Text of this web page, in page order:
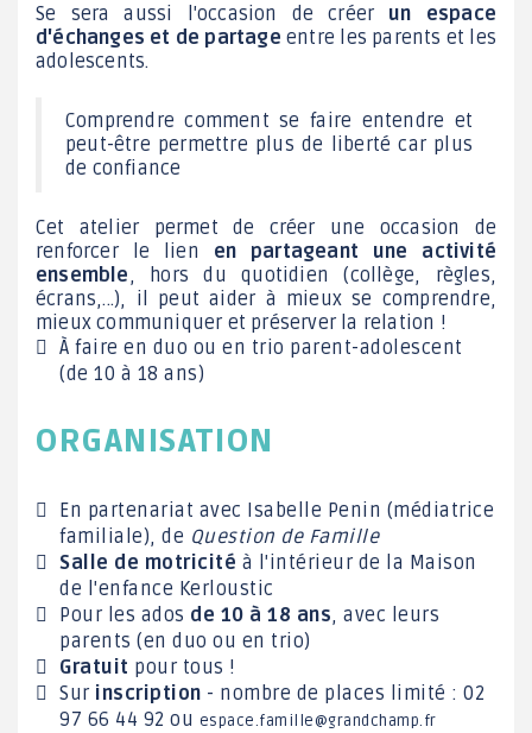
Se sera aussi l'occasion de créer un espace
d'échanges et de partage entre les parents et les
adolescents.
Comprendre comment se faire entendre et
peut-être permettre plus de liberté car plus
de confiance
Cet atelier permet de créer une occasion de
renforcer le lien en partageant une activité
ensemble, hors du quotidien (collège, règles,
écrans,...), il peut aider à mieux se comprendre,
mieux communiquer et préserver la relation !
À faire en duo ou en trio parent-adolescent
(de 10 à 18 ans)
ORGANISATION
En partenariat avec Isabelle Penin (médiatrice
familiale), de Question de Famille
Salle de motricité à l'intérieur de la Maison
de l'enfance Kerloustic
Pour les ados de 10 à 18 ans, avec leurs
parents (en duo ou en trio)
Gratuit pour tous !
Sur inscription - nombre de places limité : 02
97 66 44 92 ou espace.famille@grandchamp.fr